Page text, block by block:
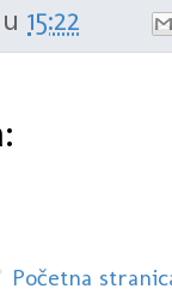
u 15:22
Početna